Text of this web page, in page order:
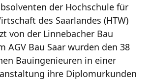
der Hochschule für
des Saarlandes (HTW)
von der Linnebacher Bau
AGV Bau Saar wurden den 38
Bauingenieuren in einer
ihre Diplomurkunden